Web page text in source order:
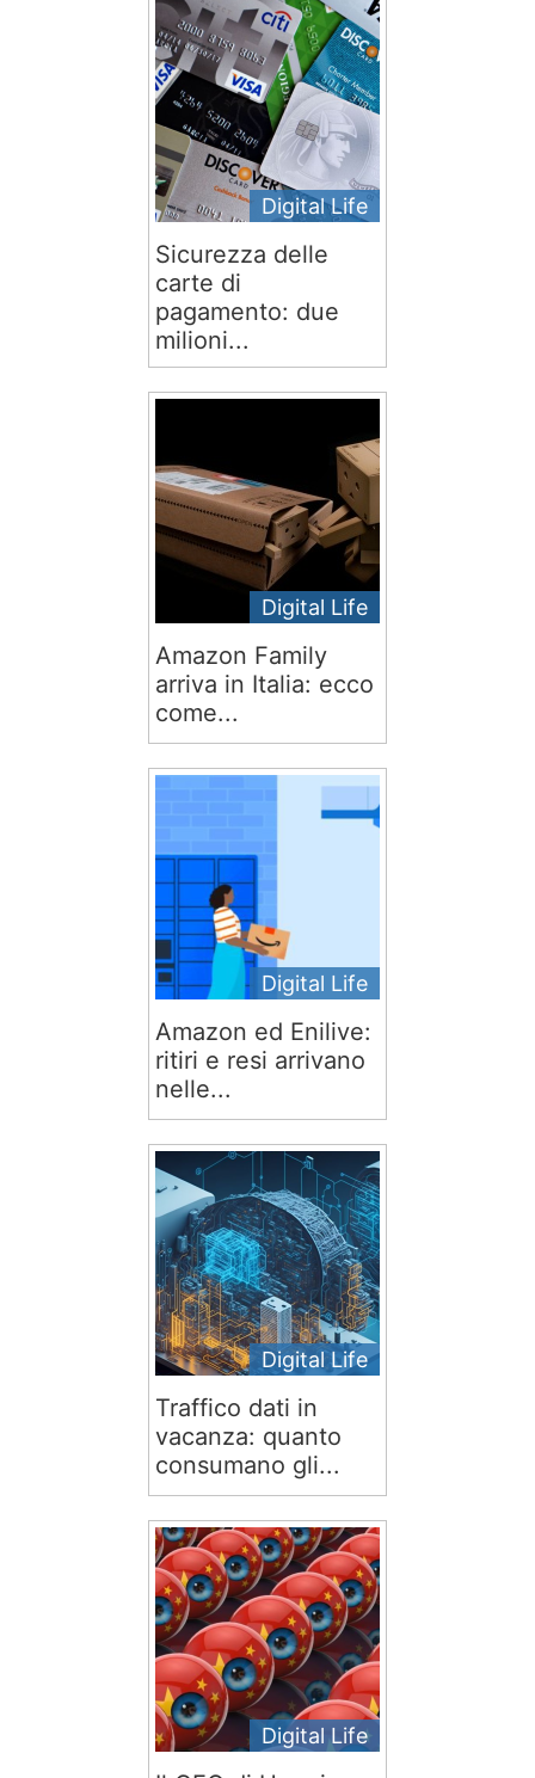
Digital Life
Sicurezza delle
carte di
pagamento: due
milioni...
Digital Life
Amazon Family
arriva in Italia: ecco
come...
Digital Life
Amazon ed Enilive:
ritiri e resi arrivano
nelle...
Digital Life
Traffico dati in
vacanza: quanto
consumano gli...
Digital Life